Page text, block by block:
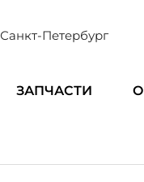
Санкт-Петербург
ЗАПЧАСТИ